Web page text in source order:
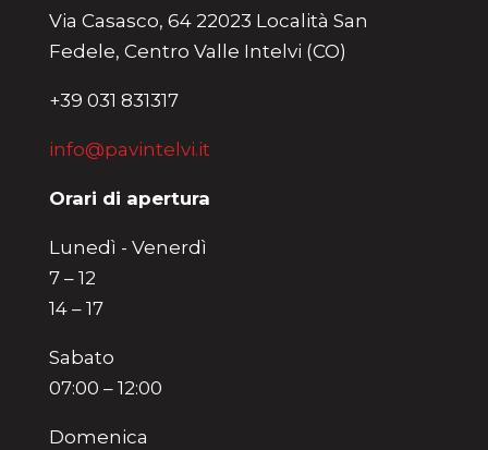
Via Casasco, 64 22023 Località San
Fedele, Centro Valle Intelvi (CO)
+39 031 831317
info@pavintelvi.it
Orari di apertura
Lunedì - Venerdì
7 – 12
14 – 17
Sabato
07:00 – 12:00
Domenica